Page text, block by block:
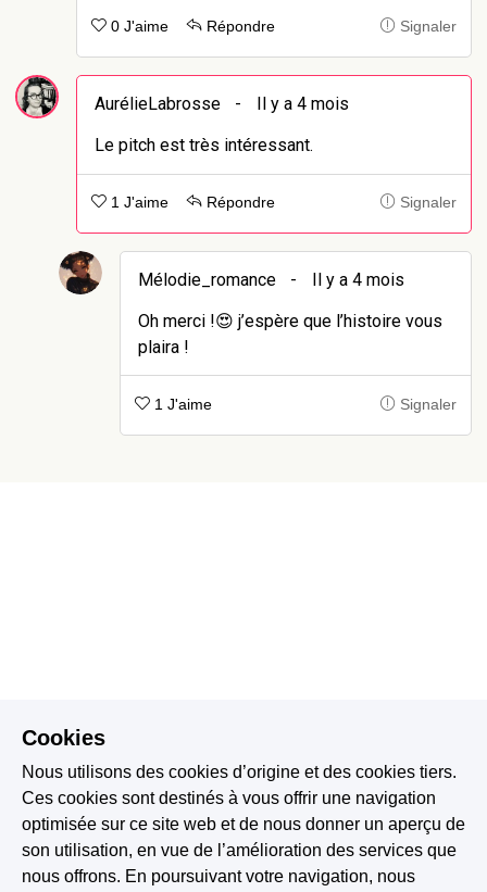
0 J'aime Répondre Signaler
AurélieLabrosse -
Il y a 4 mois
Le pitch est très intéressant.
1 J'aime Répondre Signaler
Mélodie_romance -
Il y a 4 mois
Oh merci !😍 j’espère que l’histoire vous
plaira !
1 J'aime Signaler
Cookies
Nous utilisons des cookies d’origine et des cookies tiers.
Ces cookies sont destinés à vous offrir une navigation
optimisée sur ce site web et de nous donner un aperçu de
son utilisation, en vue de l’amélioration des services que
nous offrons. En poursuivant votre navigation, nous